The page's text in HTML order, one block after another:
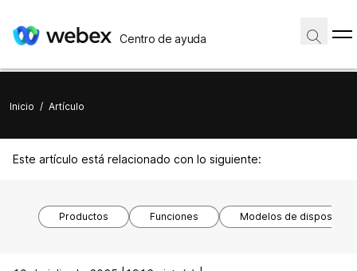
Centro de ayuda
Inicio / Artículo
Este artículo está relacionado con lo siguiente:
Productos Funciones Modelos de dispositivos